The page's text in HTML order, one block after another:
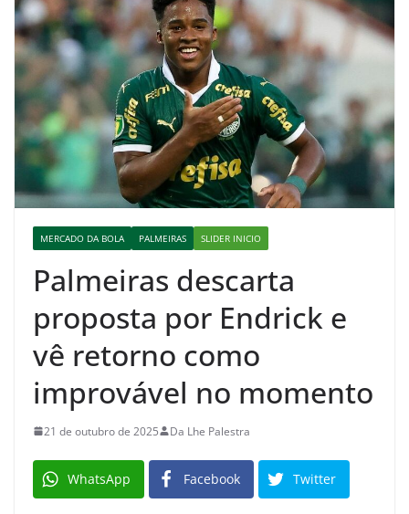
MERCADO DA BOLA PALMEIRAS SLIDER INICIO
Palmeiras descarta
proposta por Endrick e
vê retorno como
improvável no momento
21 de outubro de 2025 Da Lhe Palestra
WhatsApp Facebook Twitter